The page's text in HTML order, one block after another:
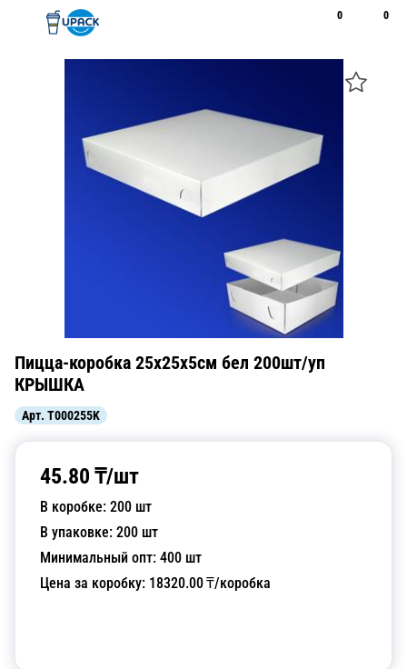
0 0
Пицца-коробка 25х25х5см бел 200шт/уп
КРЫШКА
Арт. T000255K
45.80 ₸/шт
В коробке: 200 шт
В упаковке: 200 шт
Минимальный опт: 400 шт
Цена за коробку: 18320.00₸/коробка